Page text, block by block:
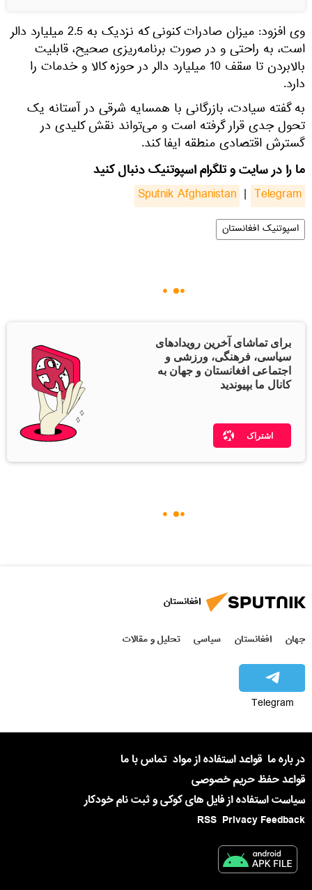
وی افزود: میزان صادرات کنونی که نزدیک به 2.5 میلیارد دالر
است، به راحتی و در صورت برنامه‌ریزی صحیح، قابلیت
بالابردن تا سقف 10 میلیارد دالر در حوزه کالا و خدمات را
دارد.
به گفته سیادت، بازرگانی با همسایه شرقی در آستانه یک
تحول جدی قرار گرفته است و می‌تواند نقش کلیدی در
گسترش اقتصادی منطقه ایفا کند.
ما را در سایت و تلگرام اسپوتنیک دنبال کنید
Sputnik Afghanistan | Telegram
اسپوتنیک افغانستان
برای تماشای آخرین رویدادهای
سیاسی، فرهنگی، ورزشی و
اجتماعی افغانستان و جهان به
کانال ما بپیوندید
اشتراک
افغانستان
جهان افغانستان سیاسی تحلیل و مقالات
Telegram
در باره ما قواعد استفاده از مواد تماس با ما
قواعد حفظ حریم خصوصی
سیاست استفاده از فایل های کوکی و ثبت نام خودکار
Privacy Feedback
RSS